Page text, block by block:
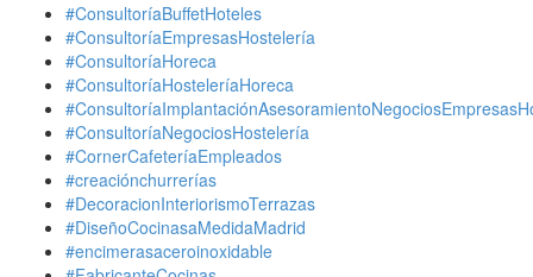
#ConsultoríaBuffetHoteles
#ConsultoríaEmpresasHostelería
#ConsultoríaHoreca
#ConsultoríaHosteleríaHoreca
#ConsultoríaNegociosHostelería
#CornerCafeteríaEmpleados
#creaciónchurrerías
#DecoracionInteriorismoTerrazas
#DiseñoCocinasaMedidaMadrid
#encimerasaceroinoxidable